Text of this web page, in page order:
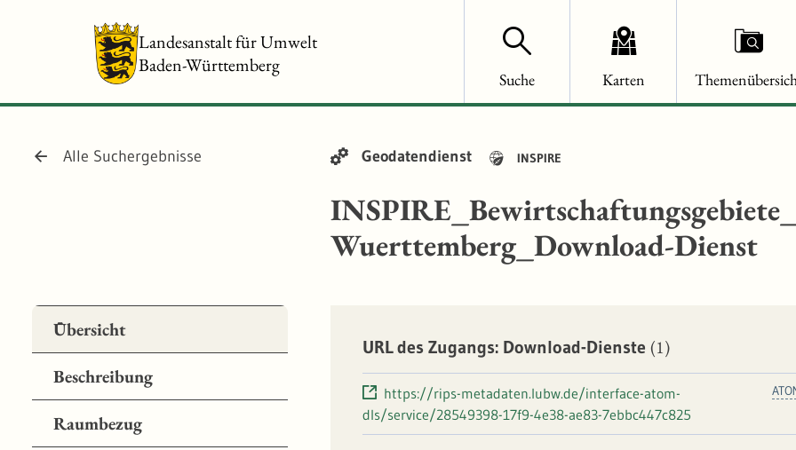
Landesanstalt für Umwelt
Baden-Württemberg
Suche Karten
Alle Suchergebnisse Geodatendienst INSPIRE
Wuerttemberg_Download-Dienst
Übersicht
Beschreibung
Raumbezug
URL des Zugangs: Download-Dienste (1)
https://rips-metadaten.lubw.de/interface-atom-
dls/service/28549398-17f9-4e38-ae83-7ebbc447c825